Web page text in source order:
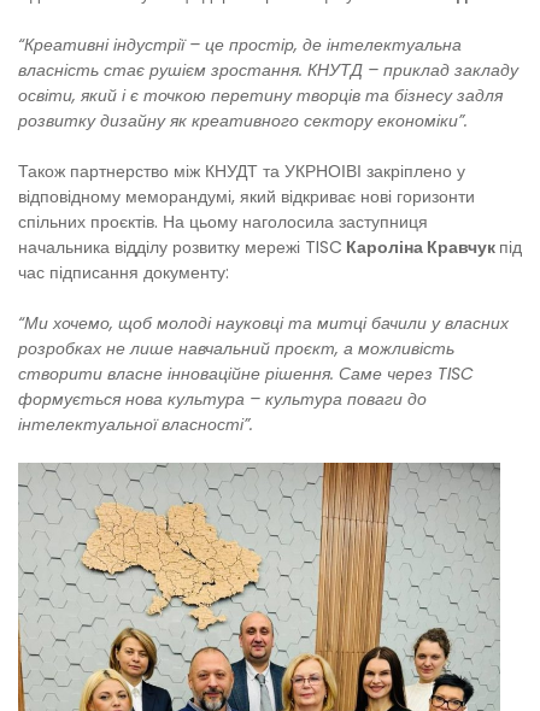
“Креативні індустрії – це простір, де інтелектуальна
власність стає рушієм зростання. КНУТД – приклад закладу
освіти, який і є точкою перетину творців та бізнесу задля
розвитку дизайну як креативного сектору економіки”.
Також партнерство між КНУДТ та УКРНОІВІ закріплено у
відповідному меморандумі, який відкриває нові горизонти
спільних проєктів. На цьому наголосила заступниця
начальника відділу розвитку мережі TISC Кароліна Кравчук під
час підписання документу:
“Ми хочемо, щоб молоді науковці та митці бачили у власних
розробках не лише навчальний проєкт, а можливість
створити власне інноваційне рішення. Саме через TISC
формується нова культура – культура поваги до
інтелектуальної власності”.